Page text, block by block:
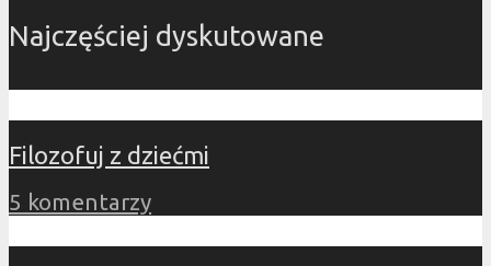
Najczęściej dyskutowane
Filozofuj z dziećmi
5 komentarzy